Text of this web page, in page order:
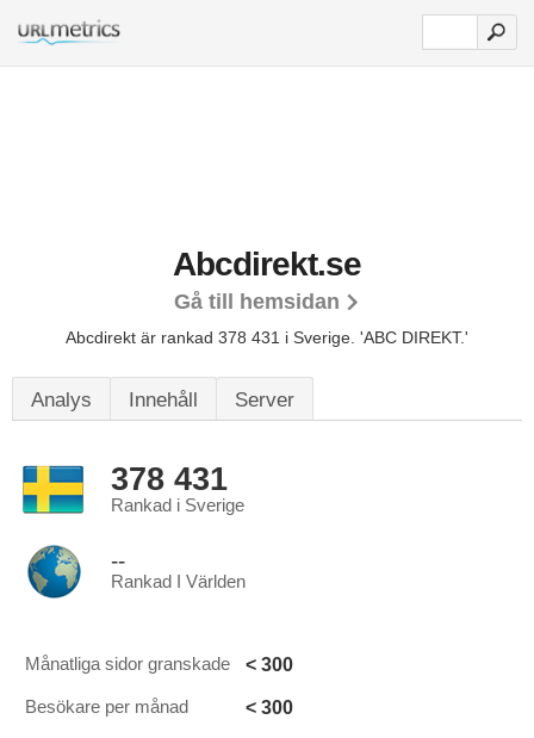
Abcdirekt.se
Gå till hemsidan
Abcdirekt är rankad 378 431 i Sverige. 'ABC DIREKT.'
Analys Innehåll Server
378 431
Rankad i Sverige
--
Rankad I Världen
Månatliga sidor granskade < 300
Besökare per månad < 300